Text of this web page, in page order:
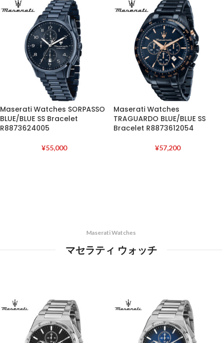
Maserati Watches SORPASSO
BLUE/BLUE SS Bracelet
R8873624005
¥55,000
Maserati Watches
TRAGUARDO BLUE/BLUE SS
Bracelet R8873612054
¥57,200
Maserati Watches
マセラティ ウォッチ